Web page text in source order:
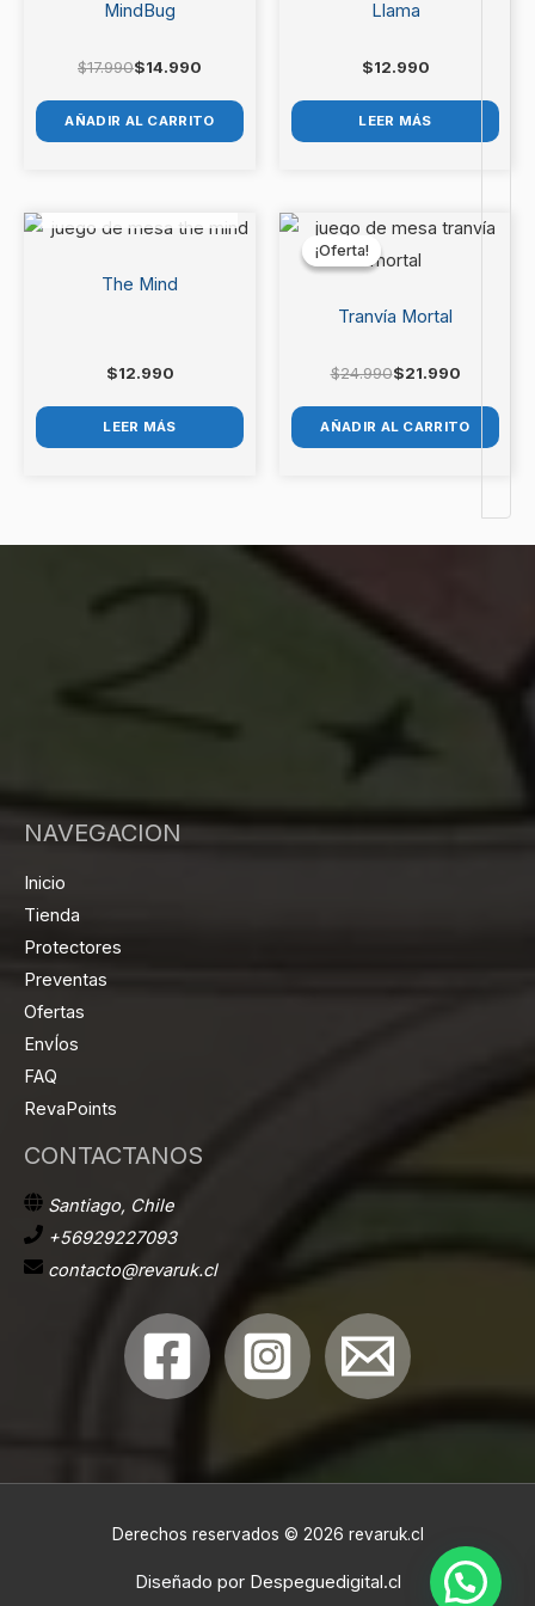
MindBug
$17.990$14.990
AÑADIR AL CARRITO
Llama
$12.990
LEER MÁS
The Mind
$12.990
LEER MÁS
¡Oferta!
¡Oferta!
Tranvía Mortal
$24.990
El
original
$21.990
El
actual
AÑADIR AL CARRITO
NAVEGACION
Inicio
Tienda
Protectores
Preventas
Ofertas
EnvÍos
FAQ
RevaPoints
CONTACTANOS
Santiago, Chile
+56929227093
contacto@revaruk.cl
Derechos reservados © 2026 revaruk.cl
Diseñado por Despeguedigital.cl